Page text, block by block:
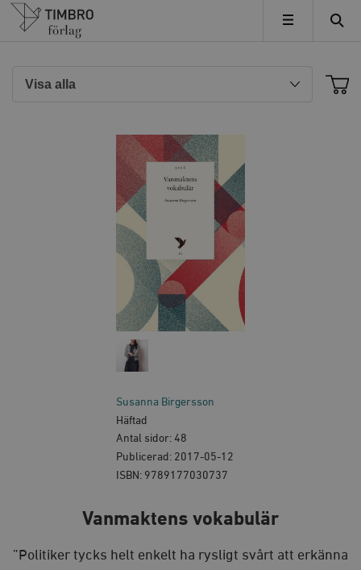
Timbro
MENY
Susanna Birgersson
Häftad
Antal sidor: 48
Publicerad: 2017-05-12
ISBN: 9789177030737
Vanmaktens vokabulär
”Politiker tycks helt enkelt ha rysligt svårt att erkänna